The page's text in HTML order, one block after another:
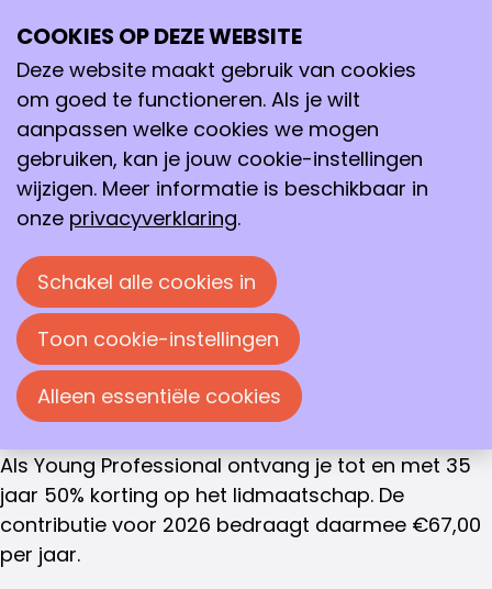
lidmaatschap
Young Professional Lidmaatschap
Word lid van onze community!
Voor jonge professionals in de chemie, life
sciences en procestechnologie hebben we een
speciale aanbieding: profiteren van alle voordelen
van het lidmaatschap van de KNCV tegen een
gereduceerd tarief. Je wordt automatisch ook lid
van Jong KNCV, onze ‘afdeling’ voor jonge leden
tot en met 35 jaar. Zij organiseren activiteiten
specifiek voor jonge KNCV leden.
Als Young Professional ontvang je tot en met 35
jaar 50% korting op het lidmaatschap. De
contributie voor 2026 bedraagt daarmee €67,00
per jaar.
COOKIES OP DEZE WEBSITE
Deze website maakt gebruik van cookies
om goed te functioneren. Als je wilt
aanpassen welke cookies we mogen
gebruiken, kan je jouw cookie-instellingen
wijzigen. Meer informatie is beschikbaar in
onze privacyverklaring.
Schakel alle cookies in
Toon cookie-instellingen
Alleen essentiële cookies